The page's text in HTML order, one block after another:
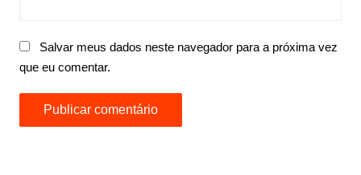
Salvar meus dados neste navegador para a próxima vez
que eu comentar.